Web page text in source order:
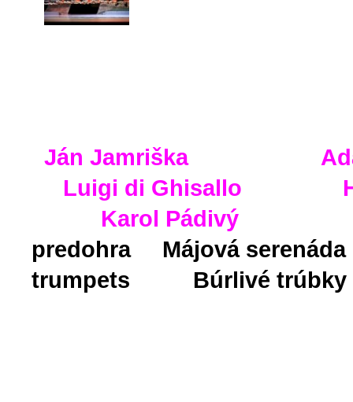
Ján Jamriška
Luigi di Ghisallo
Karol Pádivý
predohra Májová
trumpets Búrlivé